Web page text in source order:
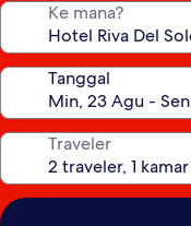
Ke mana?
Tanggal
Traveler